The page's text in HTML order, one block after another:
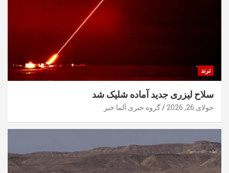
ترند
سلاح لیزری جدید آماده شلیک شد
جولای 26, 2026 گروه خبری آلما خبر